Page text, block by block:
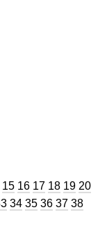
Trang
15 Trang
16 Trang
17 Trang
18 Trang
19 Trang
20
Trang
34 Trang
35 Trang
36 Trang
37 Trang
38